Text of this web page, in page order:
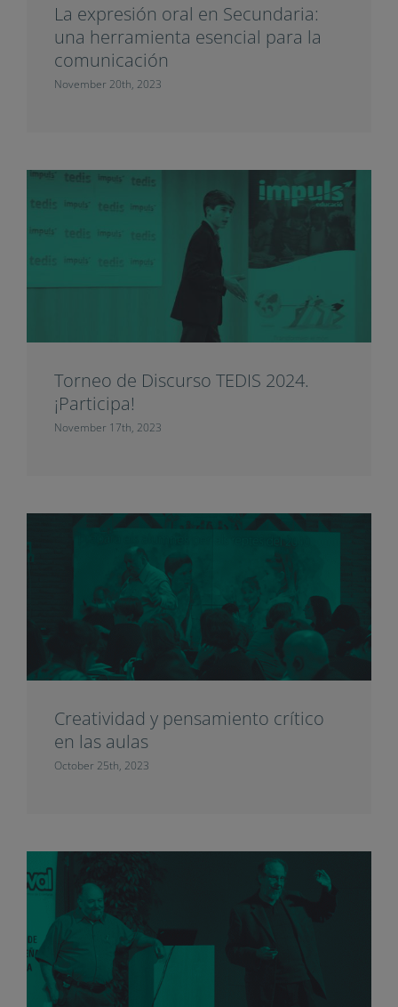
La expresión oral en Secundaria:
una herramienta esencial para la
comunicación
November 20th, 2023
Torneo de Discurso TEDIS 2024.
¡Participa!
November 17th, 2023
Creatividad y pensamiento crítico
en las aulas
October 25th, 2023